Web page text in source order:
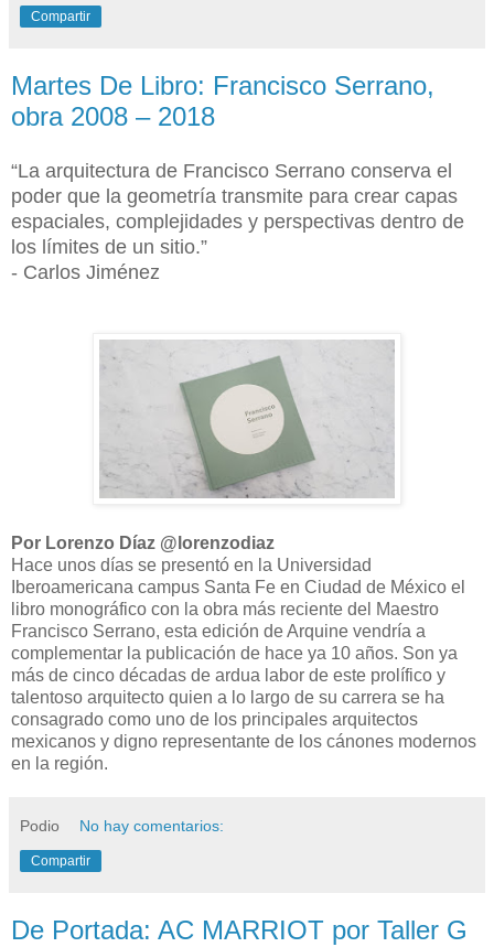
Compartir
Martes De Libro: Francisco Serrano,
obra 2008 – 2018
“La arquitectura de Francisco Serrano conserva el
poder que la geometría transmite para crear capas
espaciales, complejidades y perspectivas dentro de
los límites de un sitio.”
- Carlos Jiménez
Por Lorenzo Díaz @lorenzodiaz
Hace unos días se presentó en la Universidad
Iberoamericana campus Santa Fe en Ciudad de México el
libro monográfico con la obra más reciente del Maestro
Francisco Serrano, esta edición de Arquine vendría a
complementar la publicación de hace ya 10 años. Son ya
más de cinco décadas de ardua labor de este prolífico y
talentoso arquitecto quien a lo largo de su carrera se ha
consagrado como uno de los principales arquitectos
mexicanos y digno representante de los cánones modernos
en la región.
Podio No hay comentarios:
Compartir
De Portada: AC MARRIOT por Taller G